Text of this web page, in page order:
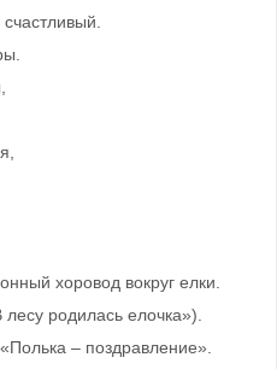
хоровод вокруг елки.
родилась елочка»).
– поздравление».